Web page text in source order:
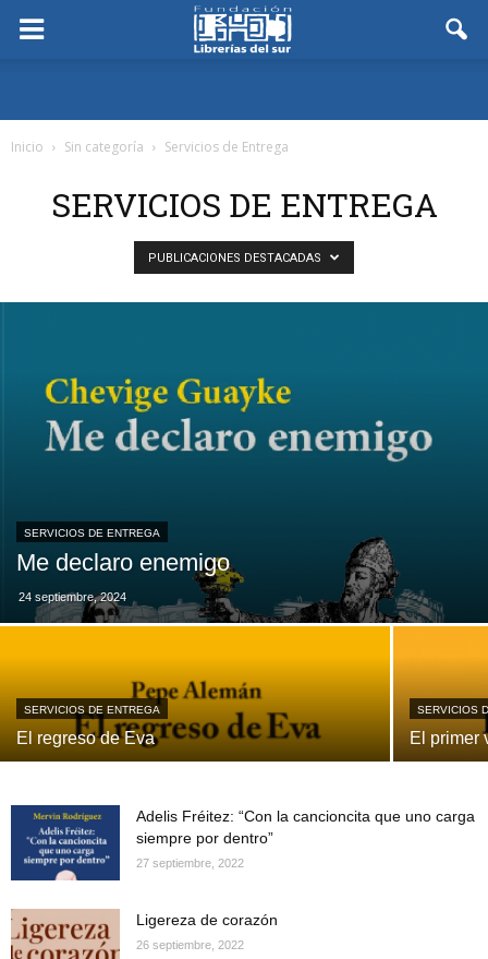
Inicio Sin categoría Servicios de Entrega
SERVICIOS DE ENTREGA
PUBLICACIONES DESTACADAS
SERVICIOS DE ENTREGA
Me declaro enemigo
24 septiembre, 2024
SERVICIOS DE ENTREGA
El regreso de Eva
SERVICIOS
El primer
Adelis Fréitez: “Con la cancioncita que uno carga
siempre por dentro”
27 septiembre, 2022
Ligereza de corazón
26 septiembre, 2022